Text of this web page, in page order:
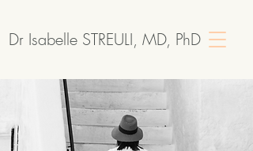
Dr Isabelle STREULI, MD, PhD